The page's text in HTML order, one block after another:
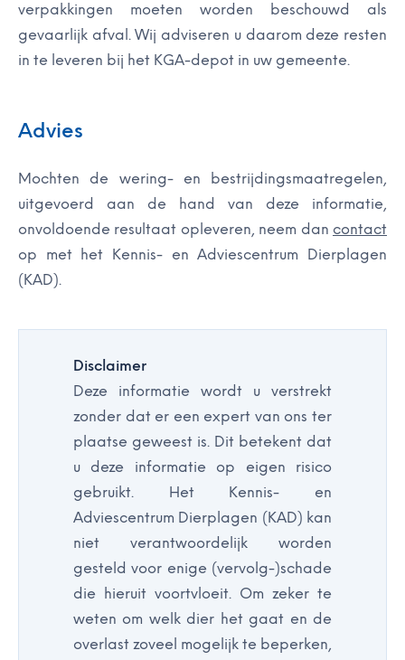
verpakkingen moeten worden beschouwd als
gevaarlijk afval. Wij adviseren u daarom deze resten
in te leveren bij het KGA-depot in uw gemeente.
Advies
Mochten de wering- en bestrijdingsmaatregelen,
uitgevoerd aan de hand van deze informatie,
onvoldoende resultaat opleveren, neem dan contact
op met het Kennis- en Adviescentrum Dierplagen
(KAD).
Disclaimer
Deze informatie wordt u verstrekt
zonder dat er een expert van ons ter
plaatse geweest is. Dit betekent dat
u deze informatie op eigen risico
gebruikt. Het Kennis- en
Adviescentrum Dierplagen (KAD) kan
niet verantwoordelijk worden
gesteld voor enige (vervolg-)schade
die hieruit voortvloeit. Om zeker te
weten om welk dier het gaat en de
overlast zoveel mogelijk te beperken,